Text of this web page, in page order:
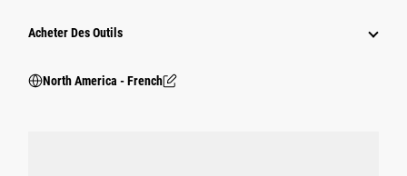
Acheter Des Outils
North America - French